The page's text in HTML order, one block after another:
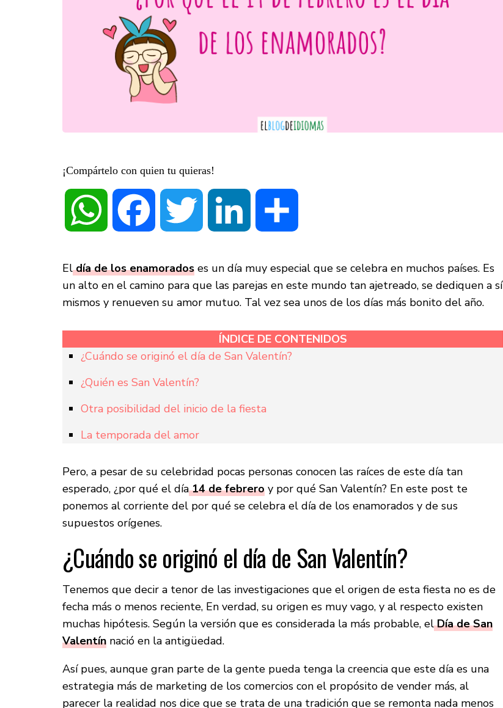
¡Compártelo con quien tu quieras!
WhatsApp Facebook LinkedIn
Eldía de los enamorados es un día muy especial que se celebra en muchos países. Es
un alto en el camino para que las parejas en este mundo tan ajetreado, se dediquen a sí
mismos y renueven su amor mutuo. Tal vez sea unos de los días más bonito del año.
ÍNDICE DE CONTENIDOS
¿Cuándo se originó el día de San Valentín?
¿Quién es San Valentín?
Otra posibilidad del inicio de la fiesta
La temporada del amor
Pero, a pesar de su celebridad pocas personas conocen las raíces de este día tan
esperado, ¿por qué el día14 de febrero y por qué San Valentín? En este post te
ponemos al corriente del por qué se celebra el día de los enamorados y de sus
supuestos orígenes.
¿Cuándo se originó el día de San Valentín?
Tenemos que decir a tenor de las investigaciones que el origen de esta fiesta no es de
fecha más o menos reciente, En verdad, su origen es muy vago, y al respecto existen
muchas hipótesis. Según la versión que es considerada la más probable, elDía de San
Valentín nació en la antigüedad.
Así pues, aunque gran parte de la gente pueda tenga la creencia que este día es una
estrategia más de marketing de los comercios con el propósito de vender más, al
parecer la realidad nos dice que se trata de una tradición que se remonta nada menos